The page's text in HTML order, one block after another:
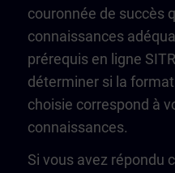
couronnée de succès
connaissances
prérequis en ligne
déterminer si la
choisie correspond à
connaissances.
Si vous avez répondu